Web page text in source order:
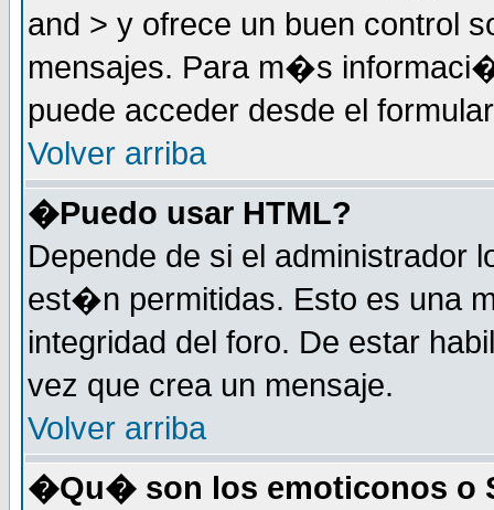
and > y ofrece un buen control
mensajes. Para m�s
puede acceder desde el
Volver arriba
�Puedo usar HTML?
Depende de si el
est�n permitidas. Esto es una
integridad del foro. De estar
vez que crea un mensaje.
Volver arriba
�Qu� son los emoticonos o